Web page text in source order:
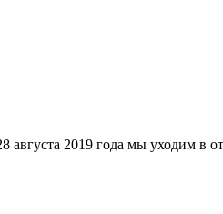
2019 года мы уходим в